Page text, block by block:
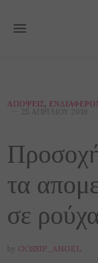
ΑΠΌΨΕΙΣ,
25 ΑΠΡΙΛΊΟΥ 2016
τα
σε
by GOSSIP_ANGEL